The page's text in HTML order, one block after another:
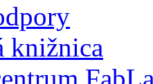
knižnica